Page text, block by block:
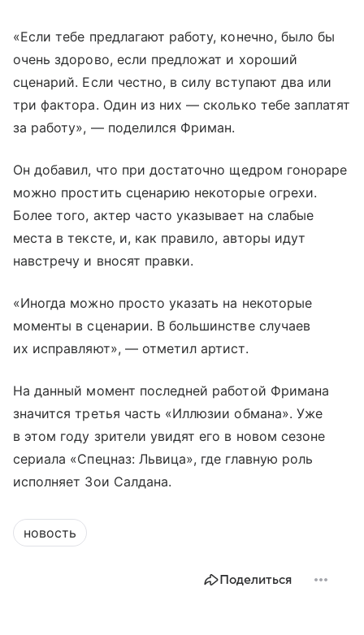
«Если тебе предлагают работу, конечно, было бы
очень здорово, если предложат и хороший
сценарий. Если честно, в силу вступают два или
три фактора. Один из них — сколько тебе заплатят
за работу», — поделился Фриман.
Он добавил, что при достаточно щедром гонораре
можно простить сценарию некоторые огрехи.
Более того, актер часто указывает на слабые
места в тексте, и, как правило, авторы идут
навстречу и вносят правки.
«Иногда можно просто указать на некоторые
моменты в сценарии. В большинстве случаев
их исправляют», — отметил артист.
На данный момент последней работой Фримана
значится третья часть «Иллюзии обмана». Уже
в этом году зрители увидят его в новом сезоне
сериала «Спецназ: Львица», где главную роль
исполняет Зои Салдана.
новость
Поделиться